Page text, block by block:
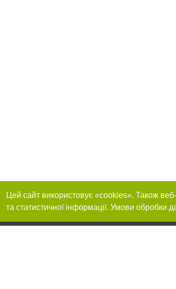
Цей сайт використовує «cookies». Також
та статистичної інформації. Умови обробки